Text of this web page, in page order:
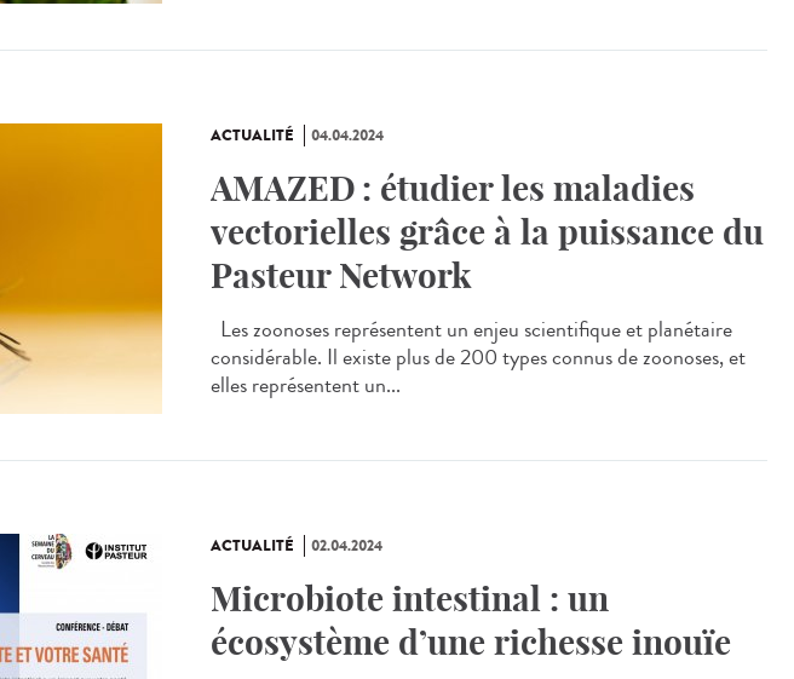
ACTUALITÉ 04.04.2024
AMAZED : étudier les maladies
vectorielles grâce à la puissance du
Pasteur Network
Les zoonoses représentent un enjeu scientifique et planétaire
considérable. Il existe plus de 200 types connus de zoonoses, et
elles représentent un...
ACTUALITÉ 02.04.2024
Microbiote intestinal : un
écosystème d’une richesse inouïe